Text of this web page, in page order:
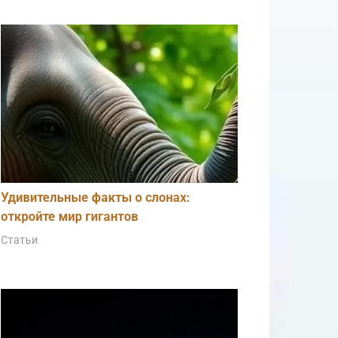
Удивительные факты о слонах:
откройте мир гигантов
Статьи